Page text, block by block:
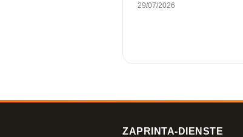
29/07/2026
ZAPRINTA-DIENSTE